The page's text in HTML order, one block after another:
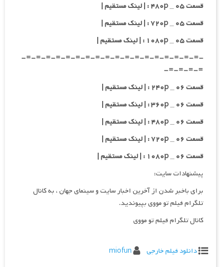
قسمت ۰۵ _ ۴۸۰p : | لینک مستقیم |
قسمت ۰۵ _ ۷۲۰p : | لینک مستقیم |
قسمت ۰۵ _ ۱۰۸۰p : | لینک مستقیم |
-=-=-=-=-=-=-=-=-=-=-=-=-=-=-=-=-=-=-
=-=-=-=-
قسمت ۰۶ _ ۲۴۰p : | لینک مستقیم |
قسمت ۰۶ _ ۳۶۰p : | لینک مستقیم |
قسمت ۰۶ _ ۴۸۰p : | لینک مستقیم |
قسمت ۰۶ _ ۷۲۰p : | لینک مستقیم |
قسمت ۰۶ _ ۱۰۸۰p : | لینک مستقیم |
پیشنهادات سایت:
برای باخبر شدن از آخرین اخبار سایت و سینمای جهان ، به کانال
تلگرام فیلم تو مووی بپیوندید.
کانال تلگرام فیلم تو مووی
دانلود فیلم خارجی
miofun